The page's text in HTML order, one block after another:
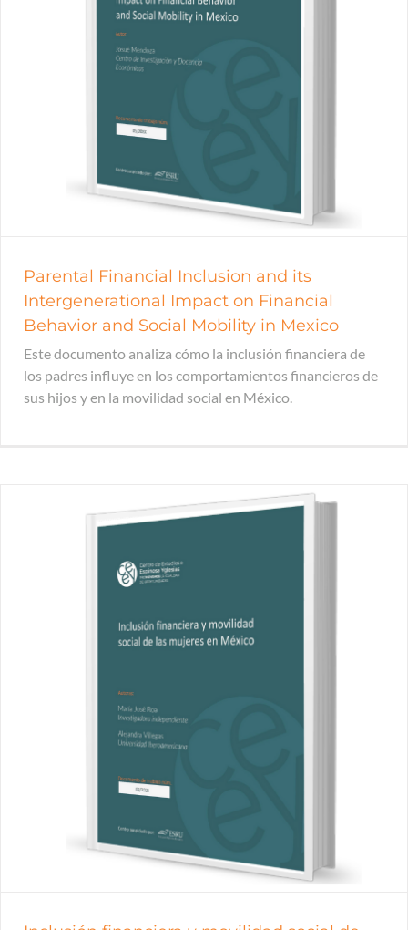
Parental Financial Inclusion and its
Intergenerational Impact on Financial
Behavior and Social Mobility in Mexico
Este documento analiza cómo la inclusión financiera de
los padres influye en los comportamientos financieros de
sus hijos y en la movilidad social en México.